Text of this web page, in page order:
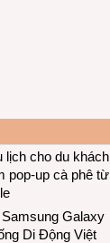
lịch cho du khách
pop-up cà phê từ
Galaxy
Di Động Việt